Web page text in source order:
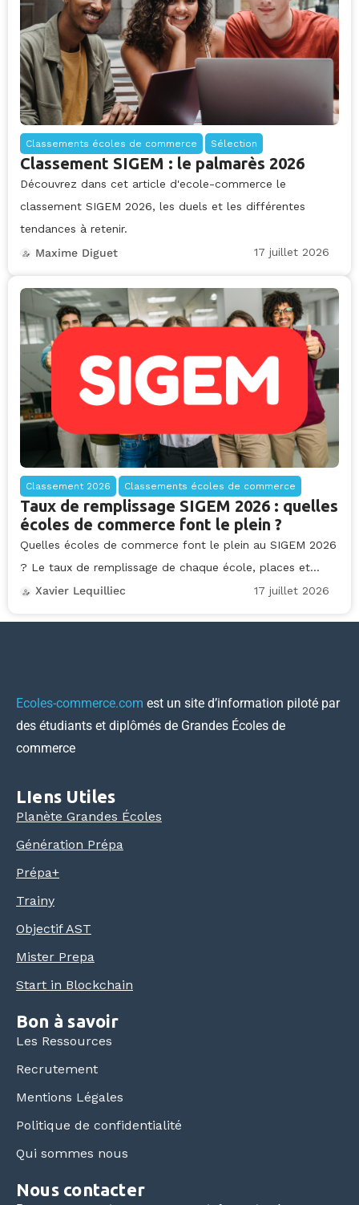
Classements écoles de commerce Sélection
Classement SIGEM : le palmarès 2026
Découvrez dans cet article d'ecole-commerce le
classement SIGEM 2026, les duels et les différentes
tendances à retenir.
Maxime Diguet
17 juillet 2026
Classement 2026 Classements écoles de commerce
Taux de remplissage SIGEM 2026 : quelles
écoles de commerce font le plein ?
Quelles écoles de commerce font le plein au SIGEM 2026
? Le taux de remplissage de chaque école, places et...
Xavier Lequilliec
17 juillet 2026
Ecoles-commerce.com est un site d’information piloté par
des étudiants et diplômés de Grandes Écoles de
commerce
LIens Utiles
Planète Grandes Écoles
Génération Prépa
Prépa+
Trainy
Objectif AST
Mister Prepa
Start in Blockchain
Bon à savoir
Les Ressources
Recrutement
Mentions Légales
Politique de confidentialité
Qui sommes nous
Nous contacter